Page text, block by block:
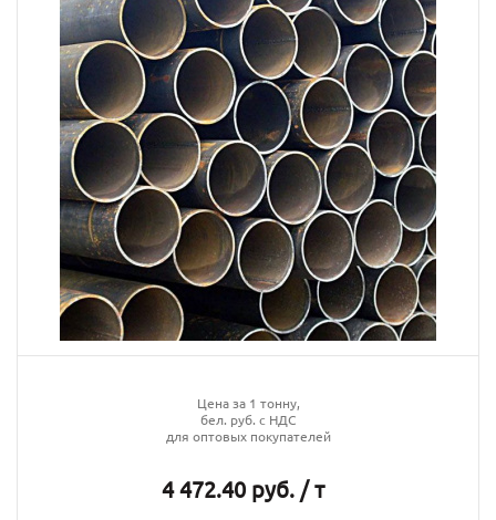
Цена за 1 тонну,
бел. руб. с НДС
для оптовых покупателей
4 472.40 руб. / т